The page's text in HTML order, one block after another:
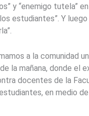
y “enemigo tutela”
estudiantes”. Y
a la comunidad
la mañana, donde
docentes de la
en medio